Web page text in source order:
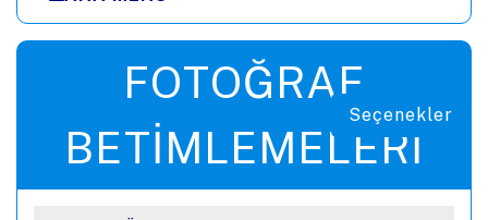
FOTOĞRAF
BETIMLEMELERI
Seçenekler
Menüye zıpla